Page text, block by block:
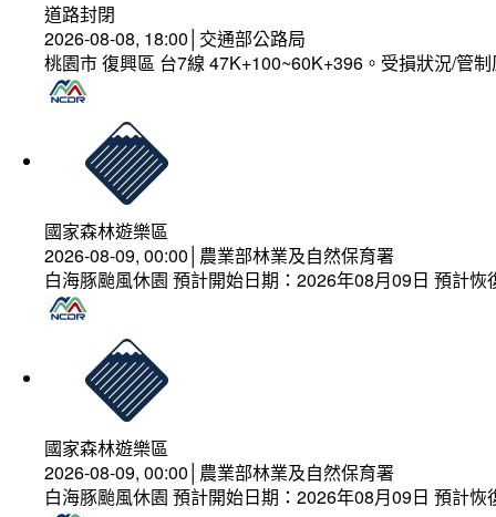
道路封閉
2026-08-08, 18:00│交通部公路局
桃園市 復興區 台7線 47K+100~60K+396。受損狀況/管
國家森林遊樂區
2026-08-09, 00:00│農業部林業及自然保育署
白海豚颱風休園 預計開始日期：2026年08月09日 預計
國家森林遊樂區
2026-08-09, 00:00│農業部林業及自然保育署
白海豚颱風休園 預計開始日期：2026年08月09日 預計